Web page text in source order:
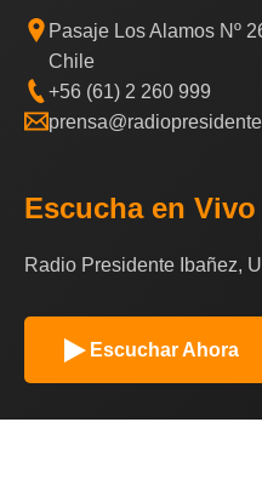
Pasaje Los Alamos Nº
Chile
+56 (61) 2 260 999
Escucha en Vivo
Radio Presidente Ibañez,
Escuchar Ahora